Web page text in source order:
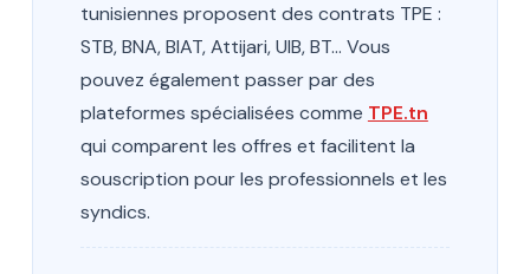
tunisiennes proposent des contrats TPE :
STB, BNA, BIAT, Attijari, UIB, BT… Vous
pouvez également passer par des
plateformes spécialisées comme TPE.tn
qui comparent les offres et facilitent la
souscription pour les professionnels et les
syndics.